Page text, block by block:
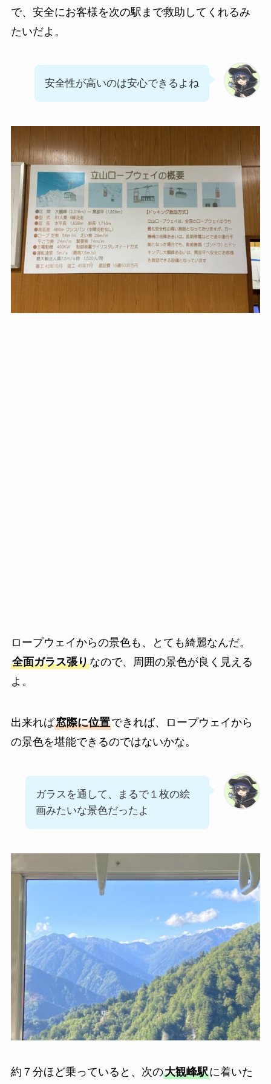
で、安全にお客様を次の駅まで救助してくれるみ
たいだよ。
安全性が高いのは安心できるよね
ロープウェイからの景色も、とても綺麗なんだ。
全面ガラス張りなので、周囲の景色が良く見える
よ。
出来れば窓際に位置できれば、ロープウェイから
の景色を堪能できるのではないかな。
ガラスを通して、まるで１枚の絵
画みたいな景色だったよ
約７分ほど乗っていると、次の大観峰駅に着いた